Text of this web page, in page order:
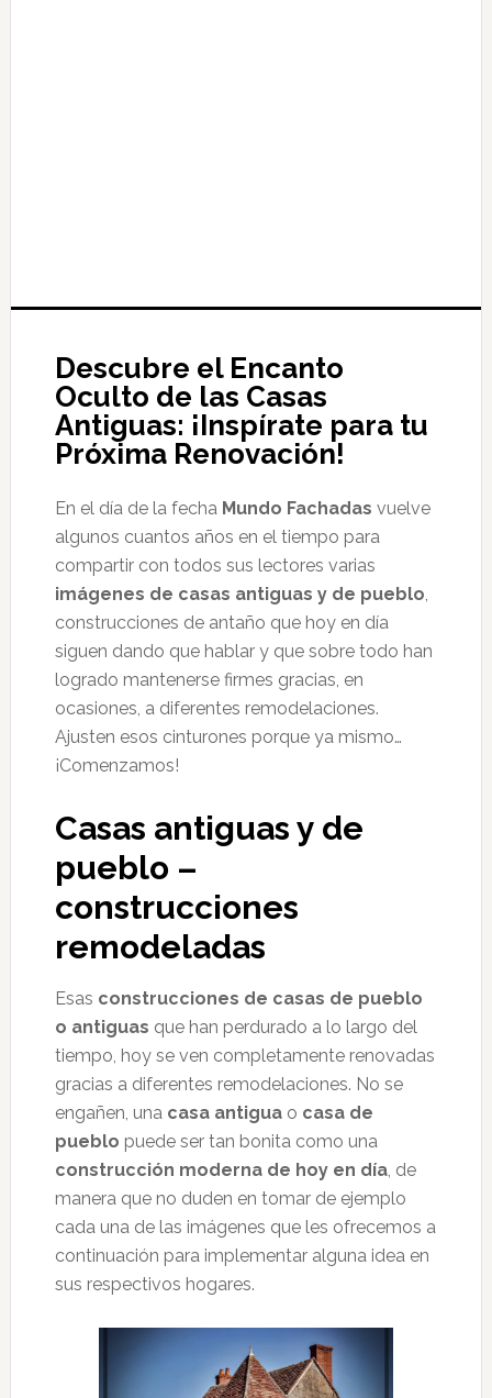
Descubre el Encanto
Oculto de las Casas
Antiguas: ¡Inspírate para tu
Próxima Renovación!
En el día de la fecha Mundo Fachadas vuelve
algunos cuantos años en el tiempo para
compartir con todos sus lectores varias
imágenes de casas antiguas y de pueblo,
construcciones de antaño que hoy en día
siguen dando que hablar y que sobre todo han
logrado mantenerse firmes gracias, en
ocasiones, a diferentes remodelaciones.
Ajusten esos cinturones porque ya mismo…
¡Comenzamos!
Casas antiguas y de
pueblo –
construcciones
remodeladas
Esas construcciones de casas de pueblo
o antiguas que han perdurado a lo largo del
tiempo, hoy se ven completamente renovadas
gracias a diferentes remodelaciones. No se
engañen, una casa antiguao casa de
pueblo puede ser tan bonita como una
construcción moderna de hoy en día, de
manera que no duden en tomar de ejemplo
cada una de las imágenes que les ofrecemos a
continuación para implementar alguna idea en
sus respectivos hogares.